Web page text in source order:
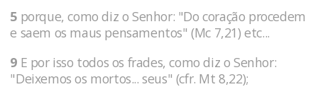
5 porque, como diz o Senhor: "Do coração procedem
e saem os maus pensamentos" (Mc 7,21) etc...
9 E por isso todos os frades, como diz o Senhor:
"Deixemos os mortos... seus" (cfr. Mt 8,22);